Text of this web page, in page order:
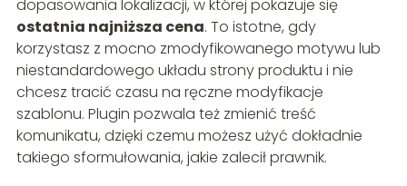
dopasowania lokalizacji, w której pokazuje się
ostatnia najniższa cena. To istotne, gdy
korzystasz z mocno zmodyfikowanego motywu lub
niestandardowego układu strony produktu i nie
chcesz tracić czasu na ręczne modyfikacje
szablonu. Plugin pozwala też zmienić treść
komunikatu, dzięki czemu możesz użyć dokładnie
takiego sformułowania, jakie zalecił prawnik.